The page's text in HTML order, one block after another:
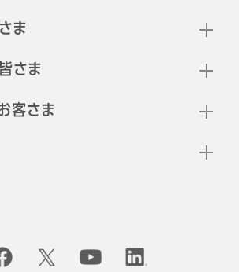
ク
ま
さま
客さま
ウント